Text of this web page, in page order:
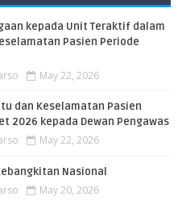
kepada Unit Teraktif dalam
Pasien Periode
May 22, 2026
dan Keselamatan Pasien
2026 kepada Dewan Pengawas
May 22, 2026
Nasional
May 20, 2026